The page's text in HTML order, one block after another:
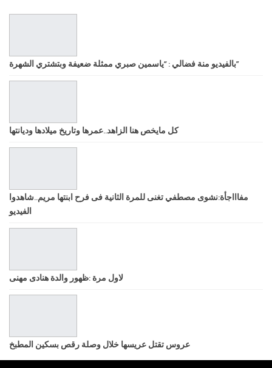
بالفيديو منة فضالي : “ياسمين صبري ممثلة ضعيفة وبتشتري الشهرة”
كل مايخص هنا الزاهد..عمرها وتاريخ ميلادها وديانتها
مفاااجأة:نشوى مصطفي تغنى للمرة الثانية فى فرح ابنتها مريم..شاهدوا
الفيديو
لاول مرة :ظهور والدة هنادى مهنى
عروس تقتل عريسها خلال وصلة رقص بسكين المطبخ